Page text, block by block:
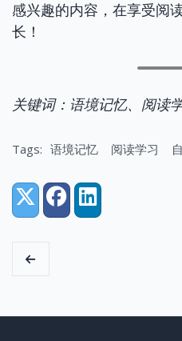
感兴趣的内容，在享受阅
长！
关键词：语境记忆、阅读
Tags: 语境记忆 阅读学习
Share:
X (Twitter)
FacebookLinkedIn